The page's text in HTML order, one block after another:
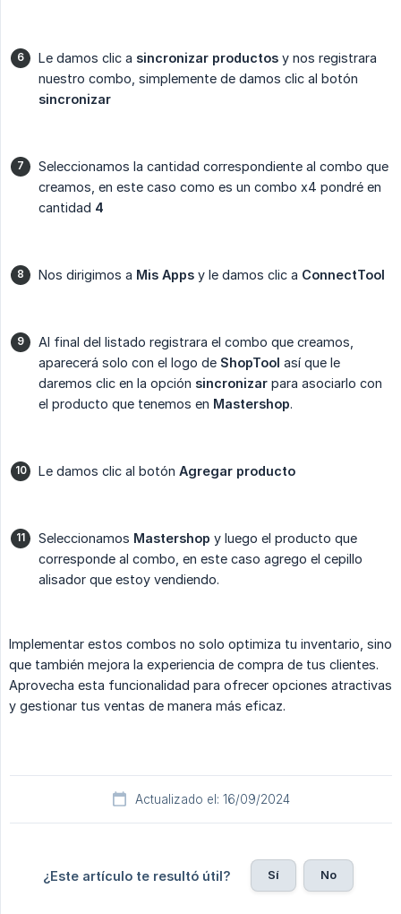
Le damos clic a sincronizar productos y nos registrara
nuestro combo, simplemente de damos clic al botón
sincronizar
Seleccionamos la cantidad correspondiente al combo que
creamos, en este caso como es un combo x4 pondré en
cantidad 4
Nos dirigimos a Mis Apps y le damos clic a ConnectTool
Al final del listado registrara el combo que creamos,
aparecerá solo con el logo de ShopTool así que le
daremos clic en la opción sincronizar para asociarlo con
el producto que tenemos en Mastershop.
Le damos clic al botón Agregar producto
Seleccionamos Mastershop y luego el producto que
corresponde al combo, en este caso agrego el cepillo
alisador que estoy vendiendo.
Implementar estos combos no solo optimiza tu inventario, sino
que también mejora la experiencia de compra de tus clientes.
Aprovecha esta funcionalidad para ofrecer opciones atractivas
y gestionar tus ventas de manera más eficaz.
Actualizado el: 16/09/2024
¿Este artículo te resultó útil? Sí No